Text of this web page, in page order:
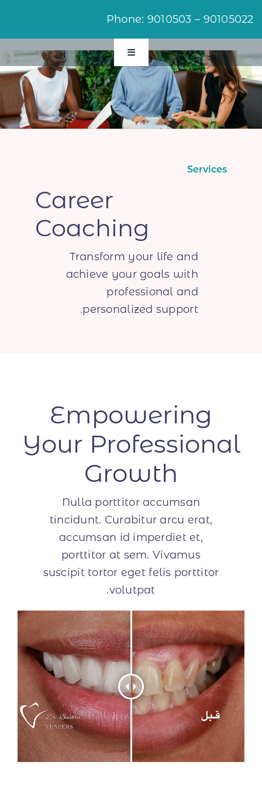
to
Phone: 9010503 – 90105022
Toggle
Navigation
الرئيسية
أمراض النساء والتوليد
علاج الاسنان
Services
Career
Coaching
Transform your life and
achieve your goals with
professional and
personalized support.
Empowering
Your Professional
Growth
Nulla porttitor accumsan
tincidunt. Curabitur arcu erat,
accumsan id imperdiet et,
porttitor at sem. Vivamus
suscipit tortor eget felis porttitor
volutpat.